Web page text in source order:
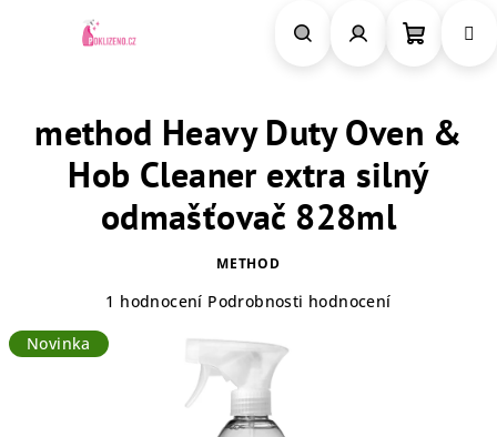
košík
method Heavy Duty Oven &
Hob Cleaner extra silný
odmašťovač 828ml
METHOD
produktu
1 hodnocení Podrobnosti hodnocení
Novinka